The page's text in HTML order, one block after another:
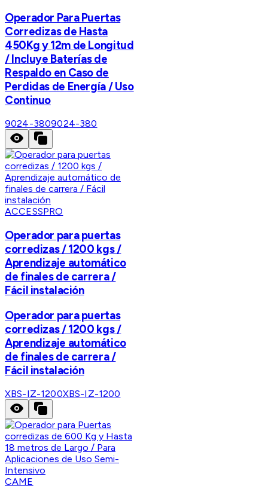
Operador Para Puertas
Corredizas de Hasta
450Kg y 12m de Longitud
/ Incluye Baterías de
Respaldo en Caso de
Perdidas de Energía / Uso
Continuo
9024-3809024-380
ACCESSPRO
Operador para puertas
corredizas / 1200 kgs /
Aprendizaje automático
de finales de carrera /
Fácil instalación
Operador para puertas
corredizas / 1200 kgs /
Aprendizaje automático
de finales de carrera /
Fácil instalación
XBS-IZ-1200XBS-IZ-1200
CAME